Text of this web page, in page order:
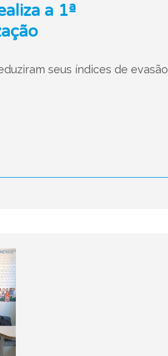
a 1ª
seus índices de evasão